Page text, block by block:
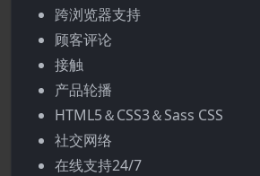
跨浏览器支持
顾客评论
接触
产品轮播
HTML5＆CSS3＆Sass CSS
社交网络
在线支持24/7